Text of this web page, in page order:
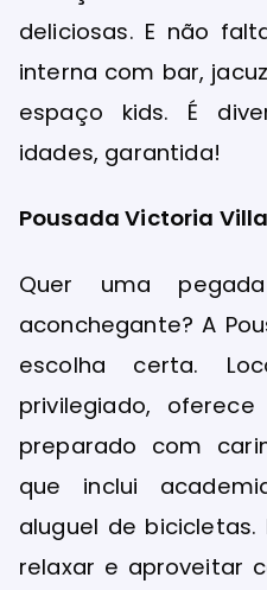
deliciosas. E não
interna com bar,
espaço kids. É
idades, garantida!
Pousada Victoria
Quer uma
aconchegante? A
escolha certa.
privilegiado,
preparado com
que inclui
aluguel de
relaxar e aproveitar